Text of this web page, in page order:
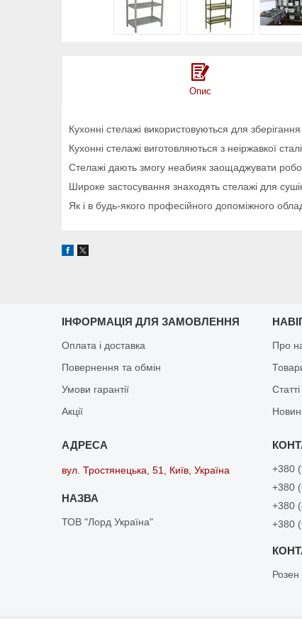
Опис
Кухонні стелажі використовуються для зберігання
Кухонні стелажі виготовляються з неіржавкої
Стелажі дають змогу неабияк заощаджувати
Широке застосування знаходять стелажі для
Як і в будь-якого професійного допоміжного
ІНФОРМАЦІЯ ДЛЯ ЗАМОВЛЕННЯ
Оплата і доставка
Повернення та обмін
Умови гарантії
Акції
Про
вул. Тростянецька, 51, Київ, Україна
ТОВ "Лорд Україна"
+380
+380
+380
+380